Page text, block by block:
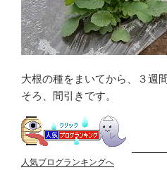
大根の種をまいてから、３週
そろ、間引きです。
人気ブログランキングへ